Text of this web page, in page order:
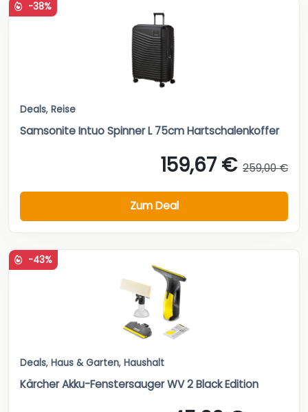
-38%
Deals, Reise
Samsonite Intuo Spinner L 75cm Hartschalenkoffer
159,67 € 259,00 €
Zum Deal
-43%
Deals, Haus & Garten, Haushalt
Kärcher Akku-Fenstersauger WV 2 Black Edition